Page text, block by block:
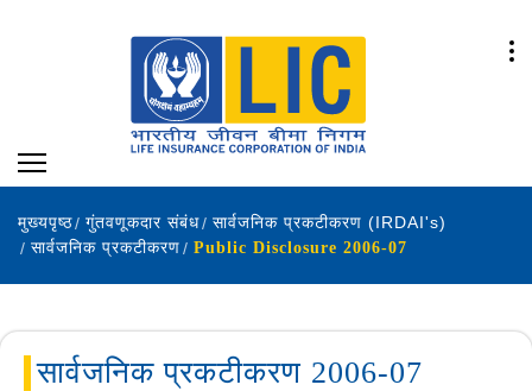
मुख्यपृष्ठ गुंतवणूकदार संबंध
सार्वजनिक प्रकटीकरण (IRDAI's)
सार्वजनिक प्रकटीकरण
Public Disclosure 2006-07
सार्वजनिक प्रकटीकरण 2006-07